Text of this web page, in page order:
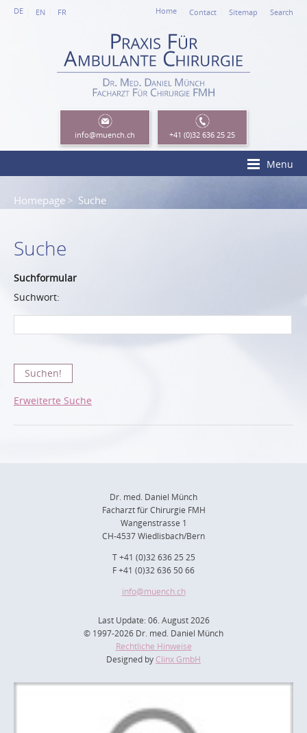
DE EN FR Home Contact Sitemap Search
Menu
Homepage Suche
Suche
Suchformular
Suchwort:
Erweiterte Suche
Dr. med. Daniel Münch
Facharzt für Chirurgie FMH
Wangenstrasse 1
CH-4537 Wiedlisbach/Bern
T +41 (0)32 636 25 25
F +41 (0)32 636 50 66
info@muench.ch
Last Update: 06. August 2026
© 1997-2026 Dr. med. Daniel Münch
Rechtliche Hinweise
Designed by Clinx GmbH
info@muench.ch +41 (0)32 636 25 25